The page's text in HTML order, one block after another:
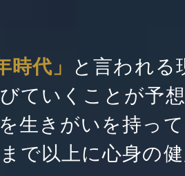
時代」
と言われる
ていくことが予
生きがいを持っ
で以上に心身の